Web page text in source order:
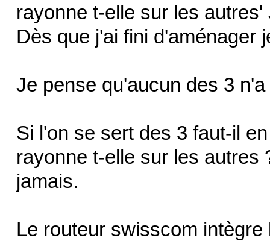
rayonne t-elle sur les
Dès que j'ai fini d'aménager
Je pense qu'aucun des 3
Si l'on se sert des 3 faut-il
rayonne t-elle sur les autres
jamais.
Le routeur swisscom intègre